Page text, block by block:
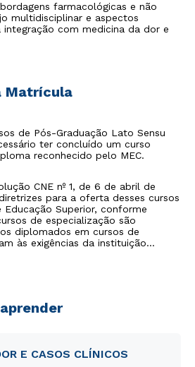
farmacológicas e não
multidisciplinar e aspectos
integração com medicina da dor e
Matrícula
de Pós-Graduação Lato Sensu
ter concluído um curso
reconhecido pelo MEC.
CNE nº 1, de 6 de abril de
para a oferta desses cursos
Educação Superior, conforme
de especialização são
diplomados em cursos de
às exigências da instituição
E CASOS CLÍNICOS